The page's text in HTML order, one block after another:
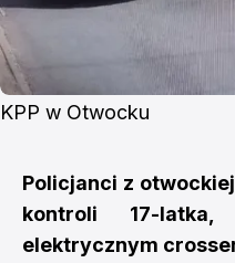
KPP w Otwocku
Policjanci z
kontroli 17-
elektrycznym